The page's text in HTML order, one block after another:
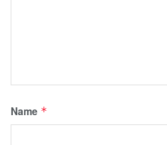
Name *